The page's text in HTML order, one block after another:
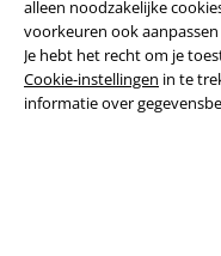
alleen noodzakelijke
voorkeuren ook aanpassen
Je hebt het recht om je
Cookie-instellingen in te
informatie over
Algemene Voorwaarden
Bedrijfsgegevens